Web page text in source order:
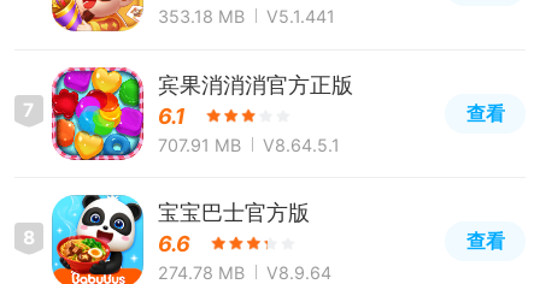
353.18 MB V5.1.441
7
宾果消消消官方正版
6.1
707.91 MB V8.64.5.1
查看
8
宝宝巴士官方版
6.6
274.78 MB V8.9.64
查看